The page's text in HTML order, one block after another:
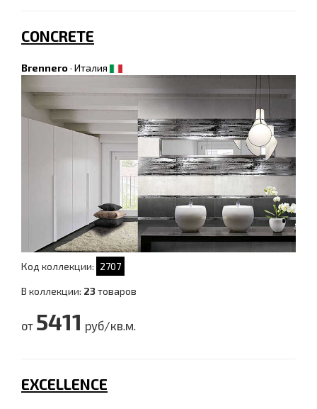
CONCRETE
Brennero· Италия
Код коллекции: 2707
В коллекции: 23товаров
от 5411 руб/кв.м.
EXCELLENCE